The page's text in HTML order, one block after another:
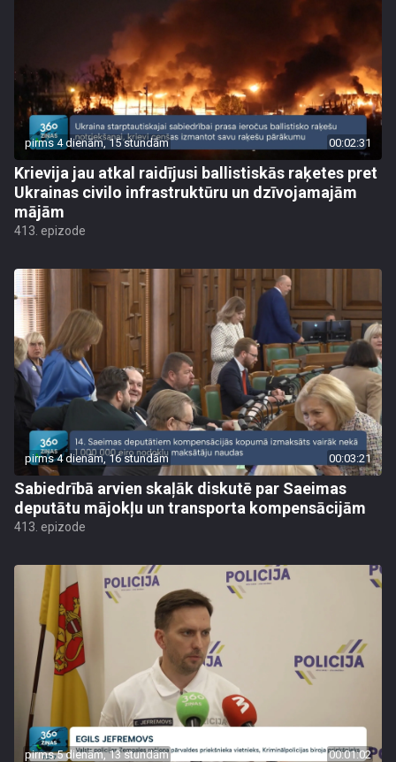
pirms 4 dienām, 15 stundām 00:02:31
Krievija jau atkal raidījusi ballistiskās raķetes pret
Ukrainas civilo infrastruktūru un dzīvojamajām
mājām
413. epizode
pirms 4 dienām, 16 stundām 00:03:21
Sabiedrībā arvien skaļāk diskutē par Saeimas
deputātu mājokļu un transporta kompensācijām
413. epizode
pirms 5 dienām, 13 stundām 00:01:02